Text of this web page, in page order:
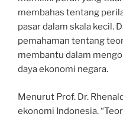
membahas tentang
pasar dalam skala kecil.
pemahaman tentang
membantu dalam
daya ekonomi negara.
Menurut Prof. Dr.
ekonomi Indonesia,